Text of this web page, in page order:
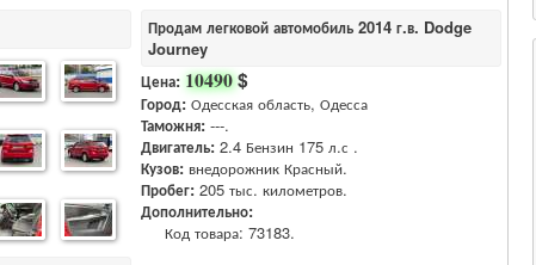
Продам легковой автомобиль 2014 г.в. Dodge
Journey
Цена: 10490$
Город: Одесская область, Одесса
Таможня: ---.
Двигатель: 2.4 Бензин 175 л.с .
Кузов: внедорожник Красный.
Пробег: 205 тыс. километров.
Дополнительно:
Код товара: 73183.